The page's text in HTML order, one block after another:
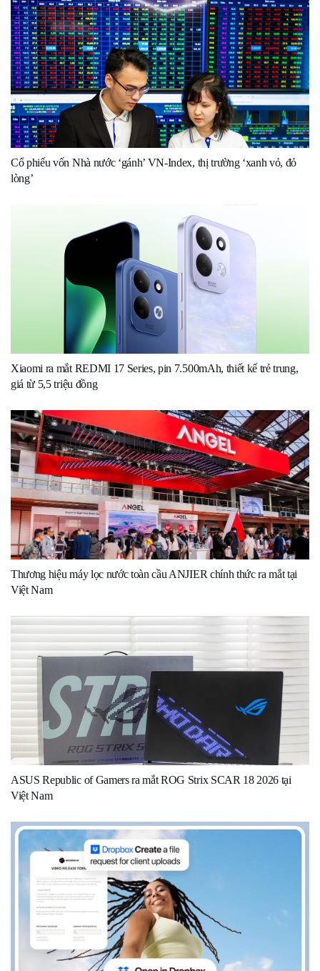
Cổ phiếu vốn Nhà nước ‘gánh’ VN-Index, thị trường ‘xanh vỏ, đỏ
lòng’
Xiaomi ra mắt REDMI 17 Series, pin 7.500mAh, thiết kế trẻ trung,
giá từ 5,5 triệu đồng
Thương hiệu máy lọc nước toàn cầu ANJIER chính thức ra mắt tại
Việt Nam
ASUS Republic of Gamers ra mắt ROG Strix SCAR 18 2026 tại
Việt Nam